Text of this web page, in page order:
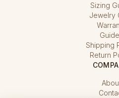
Sizing
Jewelry
Shipping
Return